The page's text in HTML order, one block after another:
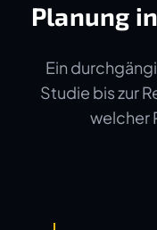
Planung
Ein
Studie bis zur
welcher